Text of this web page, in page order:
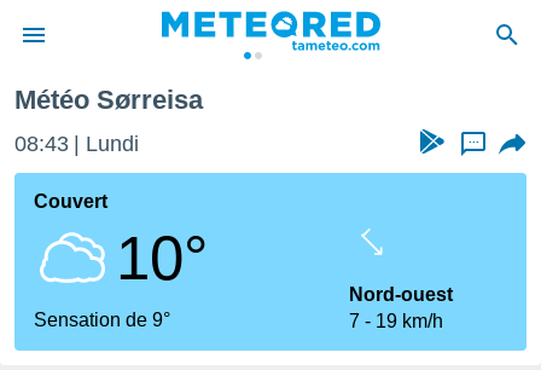
de
Météo Sørreisa
08:43 Lundi ...
Couvert
10°
Sensation de 9°
Nord-ouest
7
19 km/h